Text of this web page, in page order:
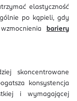
elastyczność
po kąpieli, gdy
bariery
skoncentrowane
konsystencja
i wymagającej